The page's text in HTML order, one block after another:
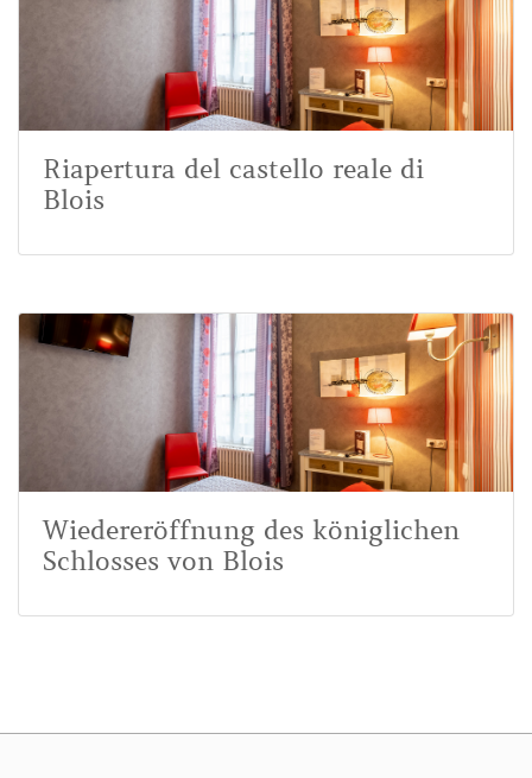
Riapertura del castello reale di
Blois
Wiedereröffnung des königlichen
Schlosses von Blois